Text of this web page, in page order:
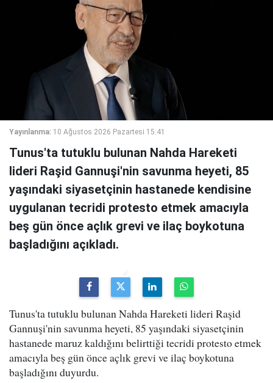
Yayınlanma: 10 Ağustos 2026 Pazartesi 15:41
Tunus'ta tutuklu bulunan Nahda Hareketi
lideri Raşid Gannuşi'nin savunma heyeti, 85
yaşındaki siyasetçinin hastanede kendisine
uygulanan tecridi protesto etmek amacıyla
beş gün önce açlık grevi ve ilaç boykotuna
başladığını açıkladı.
Tunus'ta tutuklu bulunan Nahda Hareketi lideri Raşid
Gannuşi'nin savunma heyeti, 85 yaşındaki siyasetçinin
hastanede maruz kaldığını belirttiği tecridi protesto etmek
amacıyla beş gün önce açlık grevi ve ilaç boykotuna
başladığını duyurdu.